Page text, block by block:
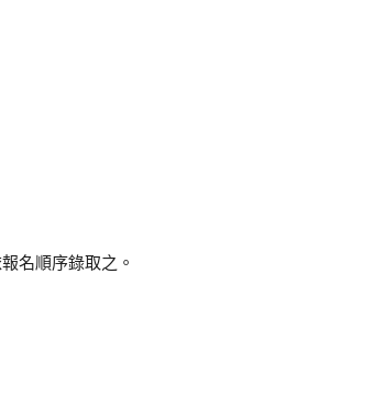
名順序錄取之。